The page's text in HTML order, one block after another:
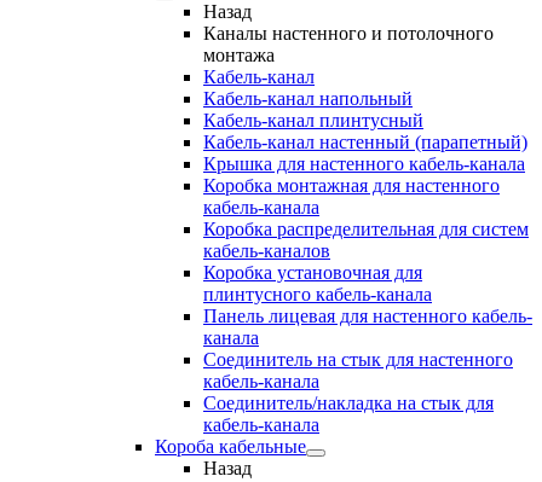
Назад
Каналы настенного и потолочного
монтажа
Кабель-канал
Кабель-канал напольный
Кабель-канал плинтусный
Кабель-канал настенный (парапетный)
Крышка для настенного кабель-канала
Коробка монтажная для настенного
кабель-канала
Коробка распределительная для систем
кабель-каналов
Коробка установочная для
плинтусного кабель-канала
Панель лицевая для настенного кабель-
канала
Соединитель на стык для настенного
кабель-канала
Соединитель/накладка на стык для
кабель-канала
Короба кабельные
Назад